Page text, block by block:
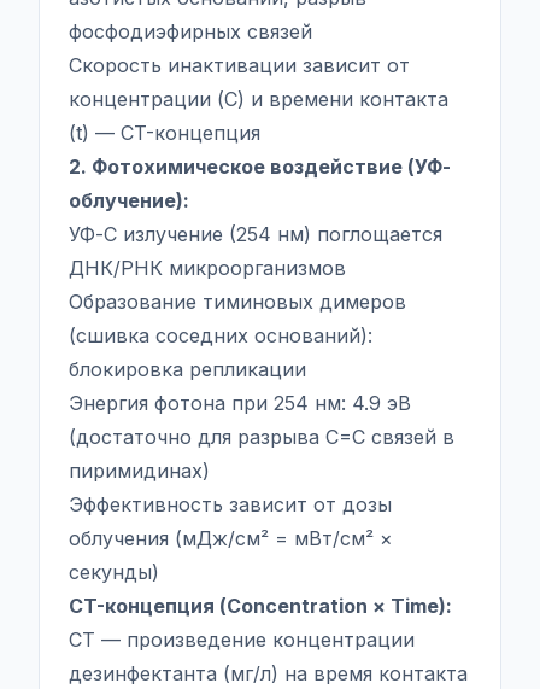
фосфодиэфирных связей
Скорость инактивации зависит от
концентрации (C) и времени контакта
(t) — CT-концепция
2. Фотохимическое воздействие (УФ-
облучение):
УФ-С излучение (254 нм) поглощается
ДНК/РНК микроорганизмов
Образование тиминовых димеров
(сшивка соседних оснований):
блокировка репликации
Энергия фотона при 254 нм: 4.9 эВ
(достаточно для разрыва C=C связей в
пиримидинах)
Эффективность зависит от дозы
облучения (мДж/см² = мВт/см² ×
секунды)
CT-концепция (Concentration × Time):
CT — произведение концентрации
дезинфектанта (мг/л) на время контакта